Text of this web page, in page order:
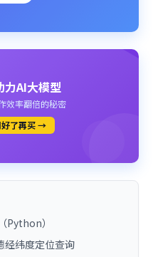
力AI大模型
效率翻倍的秘密
好了再买 →
Python）
经纬度定位查询